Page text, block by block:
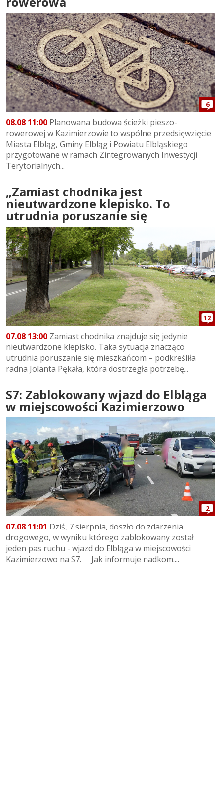
6
08.08 11:00 Planowana budowa ścieżki pieszo-
rowerowej w Kazimierzowie to wspólne przedsięwzięcie
Miasta Elbląg, Gminy Elbląg i Powiatu Elbląskiego
przygotowane w ramach Zintegrowanych Inwestycji
Terytorialnych...
„Zamiast chodnika jest
nieutwardzone klepisko. To
utrudnia poruszanie się
12
07.08 13:00 Zamiast chodnika znajduje się jedynie
nieutwardzone klepisko. Taka sytuacja znacząco
utrudnia poruszanie się mieszkańcom – podkreśliła
radna Jolanta Pękała, która dostrzegła potrzebę...
S7: Zablokowany wjazd do Elbląga
w miejscowości Kazimierzowo
2
07.08 11:01 Dziś, 7 sierpnia, doszło do zdarzenia
drogowego, w wyniku którego zablokowany został
jeden pas ruchu - wjazd do Elbląga w miejscowości
Kazimierzowo na S7. Jak informuje nadkom....